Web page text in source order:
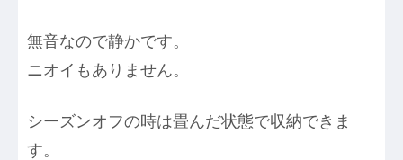
無音なので静かです。
ニオイもありません。
シーズンオフの時は畳んだ状態で収納できま
す。